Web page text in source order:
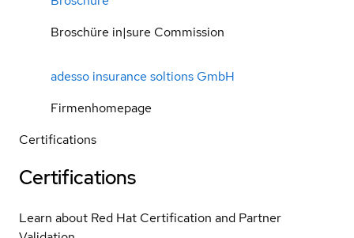
Broschüre in|sure Commission
adesso insurance soltions GmbH
Firmenhomepage
Certifications
Certifications
Learn about Red Hat Certification and Partner